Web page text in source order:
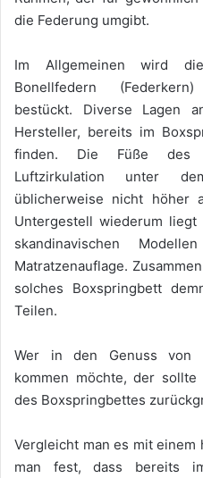
die Federung umgibt.
Im Allgemeinen wird
Bonellfedern
bestückt. Diverse Lagen
Hersteller, bereits im
finden. Die Füße des
Luftzirkulation unter
üblicherweise nicht höher
Untergestell wiederum
skandinavischen
Matratzenauflage.
solches Boxspringbett
Teilen.
Wer in den Genuss von
kommen möchte, der
des Boxspringbettes
Vergleicht man es mit
man fest, dass bereits